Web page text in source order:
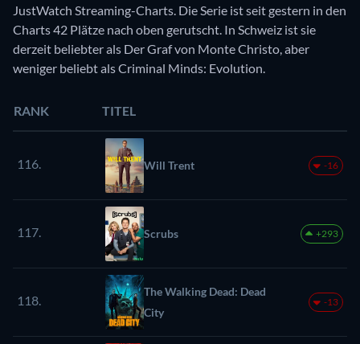
JustWatch Streaming-Charts. Die Serie ist seit gestern in den
Charts 42 Plätze nach oben gerutscht. In Schweiz ist sie
derzeit beliebter als Der Graf von Monte Christo, aber
weniger beliebt als Criminal Minds: Evolution.
RANK TITEL
116. Will Trent -16
117. Scrubs +293
118.
The Walking Dead: Dead
City
-13